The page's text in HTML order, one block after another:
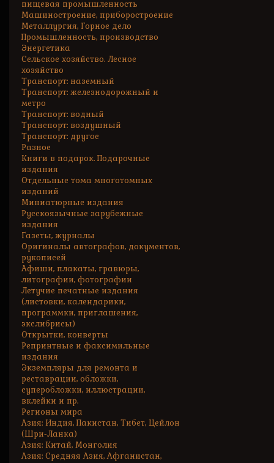
пищевая промышленность
Машиностроение, приборостроение
Металлургия, Горное дело
Промышленность, производство
Энергетика
Сельское хозяйство. Лесное
хозяйство
Транспорт: наземный
Транспорт: железнодорожный и
метро
Транспорт: водный
Транспорт: воздушный
Транспорт: другое
Разное
Книги в подарок. Подарочные
издания
Отдельные тома многотомных
изданий
Миниатюрные издания
Русскоязычные зарубежные
издания
Газеты, журналы
Оригиналы автографов, документов,
рукописей
Афиши, плакаты, гравюры,
литографии, фотографии
Летучие печатные издания
(листовки, календарики,
программки, приглашения,
экслибрисы)
Открытки, конверты
Репринтные и факсимильные
издания
Экземпляры для ремонта и
реставрации, обложки,
суперобложки, иллюстрации,
вклейки и пр.
Регионы мира
Азия: Индия, Пакистан, Тибет, Цейлон
(Шри-Ланка)
Азия: Китай, Монголия
Азия: Средняя Азия, Афганистан,